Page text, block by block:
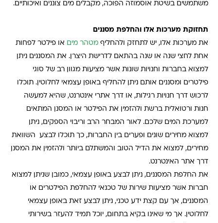
משתמשים בשיטת אוסמוזה הפוכה, מקבלים מים צוננים ואיכותיים.
תחזוקת מערכות אלו והחלפת מסננים
את מערכות אלו, יש לתחזק ולהחליף מטהר מים או פילטר לפחות
אחת לחצי שנה או שנה בהתאם לדרישת היצרן. את המסננים ניתן
למצוא בחברות וחנויות שונות אשר מציעות מגוון רב של סוגי
פילטרים ומסננים אותם ניתן להחליף באופן עצמאי לחלוטין. תוכלו
לרכוש דרך חנויות רגילות, או דרך אתרי אינטרנט, שהיא למעשה
חנות ורטואלית ברשת ולהזמין את הפילטר או המסנן המתאים
למערכת המים שלכם. לאור המבחר הרב וריבוי הספקים, ניתן
למצוא מחירים שונים ופערים בין החברות, כך תוכלו לבצע השוואת
מחירים, למצוא את הדיל הטוב והמשתלם ביותר ולהזמין את המסנן
דרך אתר האינטרנט.
את החלפת המסננים, ניתן לבצע באופן עצמאי, כמובן שניתן למצוא
חברות אשר מציעות שירות של טכנאי להחלפת הפילטרים או
המסננים, אך עם קצת ידע טכני, ניתן לבצע זאת באופן עצמאי
לחלוטין. אך מי שאינו בקיא בתחום, יוכל תמיד להעזר בשירותי